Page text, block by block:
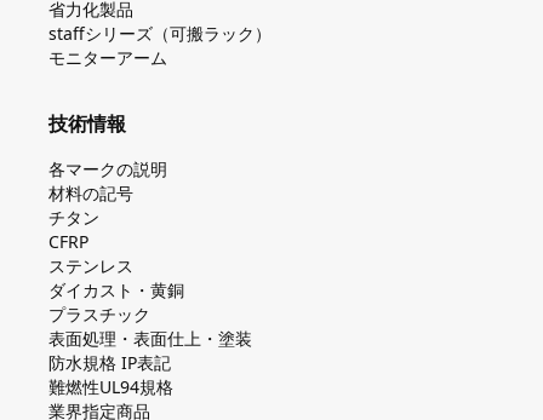
省力化製品
staffシリーズ（可搬ラック）
モニターアーム
技術情報
各マークの説明
材料の記号
チタン
CFRP
ステンレス
ダイカスト・⻩銅
プラスチック
表面処理・表面仕上・塗装
防⽔規格 IP表記
難燃性UL94規格
業界指定商品